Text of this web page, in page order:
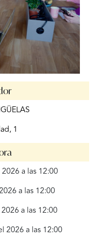
1
a las 12:00
a las 12:00
a las 12:00
2026 a las 12:00